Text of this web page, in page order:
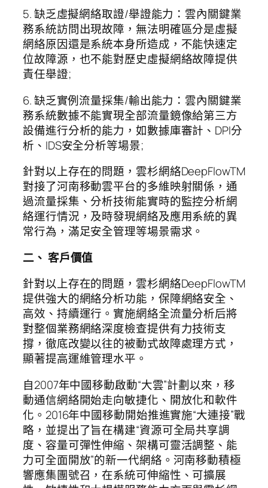
5. 缺乏虛擬網絡取證/舉證能力：雲內關鍵業
務系統訪問出現故障，無法明確區分是虛擬
網絡原因還是系統本身所造成，不能快速定
位故障源，也不能對歷史虛擬網絡故障提供
責任舉證;
6. 缺乏實例流量採集/輸出能力：雲內關鍵業
務系統數據不能實現全部流量鏡像給第三方
設備進行分析的能力，如數據庫審計、DPI分
析、IDS安全分析等場景;
針對以上存在的問題，雲杉網絡DeepFlowTM
對接了河南移動雲平台的多維映射關係，通
過流量採集、分析技術能實時的監控分析網
絡運行情況，及時發現網絡及應用系統的異
常行為，滿足安全管理等場景需求。
二、 客戶價值
針對以上存在的問題，雲杉網絡DeepFlowTM
提供強大的網絡分析功能，保障網絡安全、
高效、持續運行。實施網絡全流量分析后將
對整個業務網絡深度檢查提供有力技術支
撐，徹底改變以往的被動式故障處理方式，
顯著提高運維管理水平。
自2007年中國移動啟動“大雲”計劃以來，移
動通信網絡開始走向敏捷化、開放化和軟件
化。2016年中國移動開始推進實施“大連接”戰
略，並提出了旨在構建“資源可全局共享調
度、容量可彈性伸縮、架構可靈活調整、能
力可全面開放”的新一代網絡。河南移動積極
響應集團號召，在系統可伸縮性、可擴展